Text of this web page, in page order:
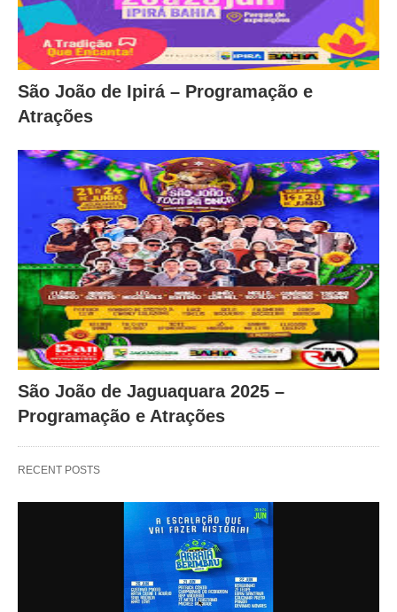
São João de Ipirá – Programação e
Atrações
São João de Jaguaquara 2025 –
Programação e Atrações
RECENT POSTS